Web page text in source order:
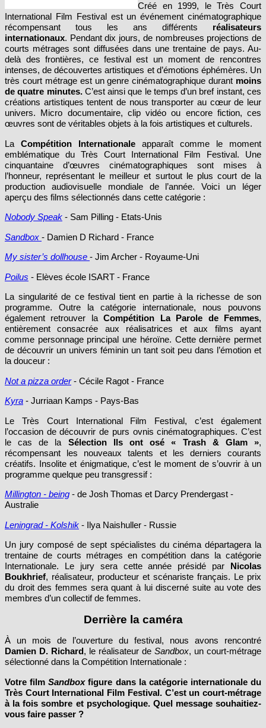
Créé en 1999, le Très Court
International Film Festival est un événement cinématographique
récompensant tous les ans différents réalisateurs
internationaux. Pendant dix jours, de nombreuses projections de
courts métrages sont diffusées dans une trentaine de pays. Au-
delà des frontières, ce festival est un moment de rencontres
intenses, de découvertes artistiques et d’émotions éphémères. Un
très court métrage est un genre cinématographique durant moins
de quatre minutes.C’est ainsi que le temps d’un bref instant, ces
créations artistiques tentent de nous transporter au cœur de leur
univers. Micro documentaire, clip vidéo ou encore fiction, ces
œuvres sont de véritables objets à la fois artistiques et culturels.
La Compétition Internationale apparaît comme le moment
emblématique du Très Court International Film Festival. Une
cinquantaine d’œuvres cinématographiques sont mises à
l’honneur, représentant le meilleur et surtout le plus court de la
production audiovisuelle mondiale de l’année. Voici un léger
aperçu des films sélectionnés dans cette catégorie :
Nobody Speak - Sam Pilling - Etats-Unis
Sandbox - Damien D Richard - France
My sister’s dollhouse - Jim Archer - Royaume-Uni
Poilus - Elèves école ISART - France
La singularité de ce festival tient en partie à la richesse de son
programme. Outre la catégorie internationale, nous pouvons
également retrouver laCompétition La Parole de Femmes,
entièrement consacrée aux réalisatrices et aux films ayant
comme personnage principal une héroïne. Cette dernière permet
de découvrir un univers féminin un tant soit peu dans l’émotion et
la douceur :
Not a pizza order - Cécile Ragot - France
Kyra - Jurriaan Kamps - Pays-Bas
Le Très Court International Film Festival, c’est également
l’occasion de découvrir de purs ovnis cinématographiques. C’est
le cas de la Sélection Ils ont osé « Trash & Glam »,
récompensant les nouveaux talents et les derniers courants
créatifs. Insolite et énigmatique, c’est le moment de s’ouvrir à un
programme quelque peu transgressif :
Millington - being - de Josh Thomas et Darcy Prendergast -
Australie
Leningrad - Kolshik - Ilya Naishuller - Russie
Un jury composé de sept spécialistes du cinéma départagera la
trentaine de courts métrages en compétition dans la catégorie
Internationale. Le jury sera cette année présidé par Nicolas
Boukhrief, réalisateur, producteur et scénariste français. Le prix
du droit des femmes sera quant à lui discerné suite au vote des
membres d’un collectif de femmes.
Derrière la caméra
À un mois de l’ouverture du festival, nous avons rencontré
Damien D. Richard, le réalisateur de Sandbox, un court-métrage
sélectionné dans la Compétition Internationale :
Votre filmSandboxfigure dans la catégorie internationale du
Très Court International Film Festival. C’est un court-métrage
à la fois sombre et psychologique. Quel message souhaitiez-
vous faire passer ?